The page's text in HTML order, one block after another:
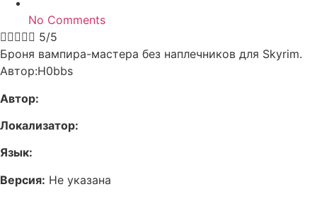
No Comments
 5/5
Броня вампира-мастера без наплечников для Skyrim.
Автор:H0bbs
Автор:
Локализатор:
Язык:
Версия: Не указана